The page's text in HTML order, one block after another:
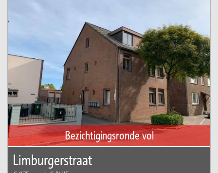
Bezichtigingsronde vol
Limburgerstraat